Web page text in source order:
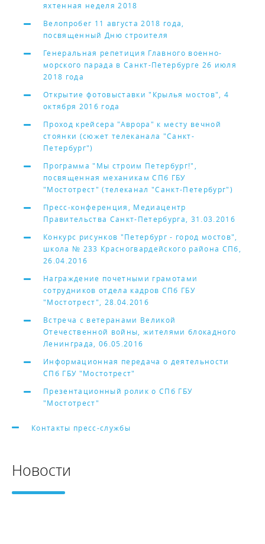
яхтенная неделя 2018
Велопробег 11 августа 2018 года,
посвященный Дню строителя
Генеральная репетиция Главного военно-
морского парада в Санкт-Петербурге 26 июля
2018 года
Открытие фотовыставки "Крылья мостов", 4
октября 2016 года
Проход крейсера "Аврора" к месту вечной
стоянки (сюжет телеканала "Санкт-
Петербург")
Программа "Мы строим Петербург!",
посвященная механикам СПб ГБУ
"Мостотрест" (телеканал "Санкт-Петербург")
Пресс-конференция, Медиацентр
Правительства Санкт-Петербурга, 31.03.2016
Конкурс рисунков "Петербург - город мостов",
школа № 233 Красногвардейского района СПб,
26.04.2016
Награждение почетными грамотами
сотрудников отдела кадров СПб ГБУ
"Мостотрест", 28.04.2016
Встреча с ветеранами Великой
Отечественной войны, жителями блокадного
Ленинграда, 06.05.2016
Информационная передача о деятельности
СПб ГБУ "Мостотрест"
Презентационный ролик о СПб ГБУ
"Мостотрест"
Контакты пресс-службы
Новости